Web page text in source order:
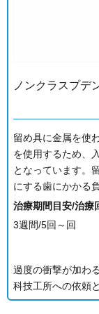
ノンクラスプデ
留め具に金属を使
を使用するため、
となっています。
にする歯にかかる
治療期間目安/治療
3週間/5回～回
過度の衝撃が加わ
科技工所への依頼